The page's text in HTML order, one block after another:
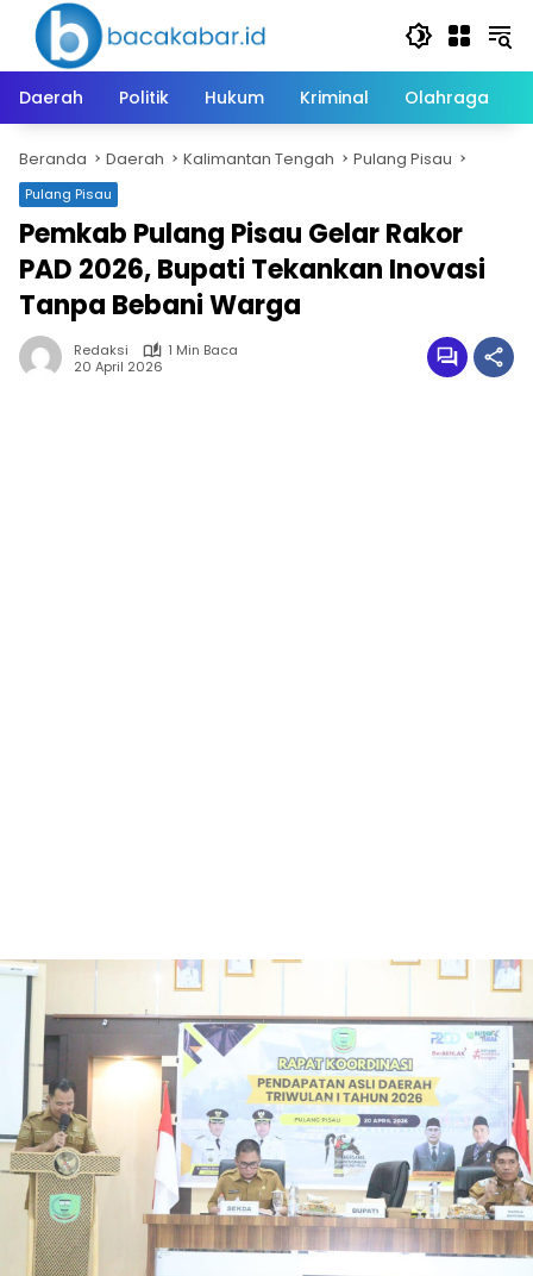
Langsung
konten
Daerah
Politik Hukum Kriminal Olahraga
Beranda Daerah Kalimantan Tengah Pulang Pisau
Pulang Pisau
Pemkab Pulang Pisau Gelar Rakor
PAD 2026, Bupati Tekankan Inovasi
Tanpa Bebani Warga
Redaksi
1 Min Baca
20 April 2026